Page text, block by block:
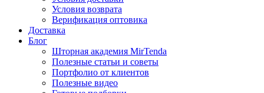
Условия возврата
Верификация оптовика
Доставка
Блог
Шторная академия MirTenda
Полезные статьи и советы
Портфолио от клиентов
Полезные видео